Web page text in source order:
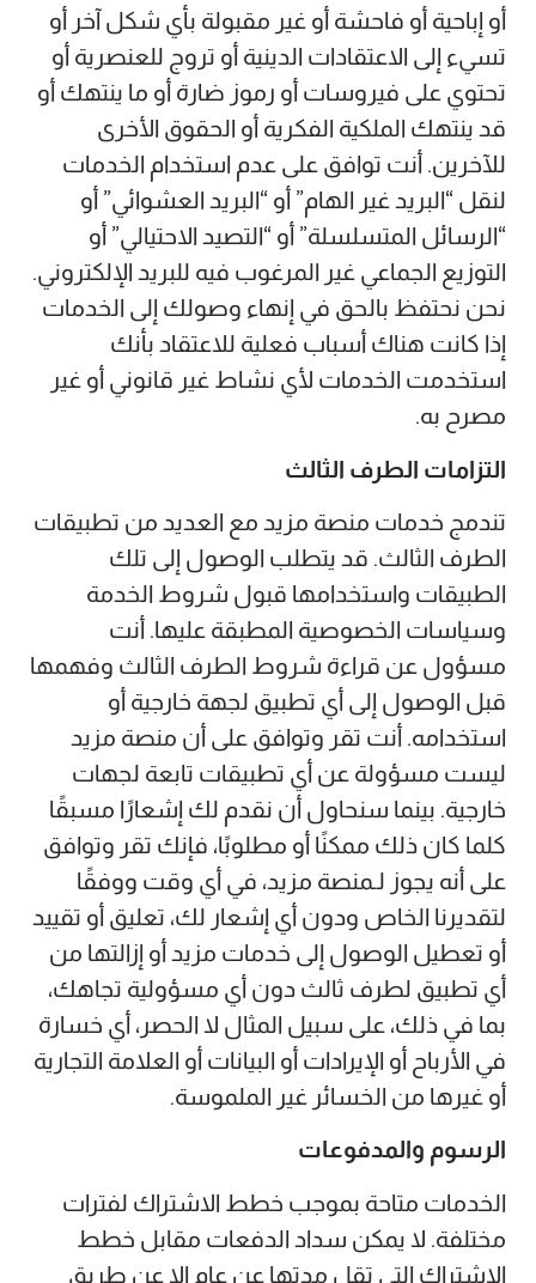
أو إباحية أو فاحشة أو غير مقبولة بأي شكل آخر أو
تسيء إلى الاعتقادات الدينية أو تروج للعنصرية أو
تحتوي على فيروسات أو رموز ضارة أو ما ينتهك أو
قد ينتهك الملكية الفكرية أو الحقوق الأخرى
للآخرين. أنت توافق على عدم استخدام الخدمات
لنقل “البريد غير الهام” أو “البريد العشوائي” أو
“الرسائل المتسلسلة” أو “التصيد الاحتيالي” أو
التوزيع الجماعي غير المرغوب فيه للبريد الإلكتروني.
نحن نحتفظ بالحق في إنهاء وصولك إلى الخدمات
إذا كانت هناك أسباب فعلية للاعتقاد بأنك
استخدمت الخدمات لأي نشاط غير قانوني أو غير
مصرح به.
التزامات الطرف الثالث
تندمج خدمات منصة مزيد مع العديد من تطبيقات
الطرف الثالث. قد يتطلب الوصول إلى تلك
الطبيقات واستخدامها قبول شروط الخدمة
وسياسات الخصوصية المطبقة عليها. أنت
مسؤول عن قراءة شروط الطرف الثالث وفهمها
قبل الوصول إلى أي تطبيق لجهة خارجية أو
استخدامه. أنت تقر وتوافق على أن منصة مزيد
ليست مسؤولة عن أي تطبيقات تابعة لجهات
خارجية. بينما سنحاول أن نقدم لك إشعارًا مسبقًا
كلما كان ذلك ممكنًا أو مطلوبًا، فإنك تقر وتوافق
على أنه يجوز لـمنصة مزيد، في أي وقت ووفقًا
لتقديرنا الخاص ودون أي إشعار لك، تعليق أو تقييد
أو تعطيل الوصول إلى خدمات مزيد أو إزالتها من
أي تطبيق لطرف ثالث دون أي مسؤولية تجاهك،
بما في ذلك، على سبيل المثال لا الحصر، أي خسارة
في الأرباح أو الإيرادات أو البيانات أو العلامة التجارية
أو غيرها من الخسائر غير الملموسة.
الرسوم والمدفوعات
الخدمات متاحة بموجب خطط الاشتراك لفترات
مختلفة. لا يمكن سداد الدفعات مقابل خطط
الاشتراك التي تقل مدتها عن عام إلا عن طريق